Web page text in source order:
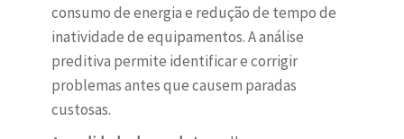
consumo de energia e redução de tempo de
inatividade de equipamentos. A análise
preditiva permite identificar e corrigir
problemas antes que causem paradas
custosas.